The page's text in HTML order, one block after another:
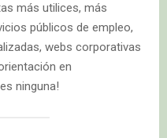
más utilices, más
públicos de empleo,
webs corporativas
en
ninguna!